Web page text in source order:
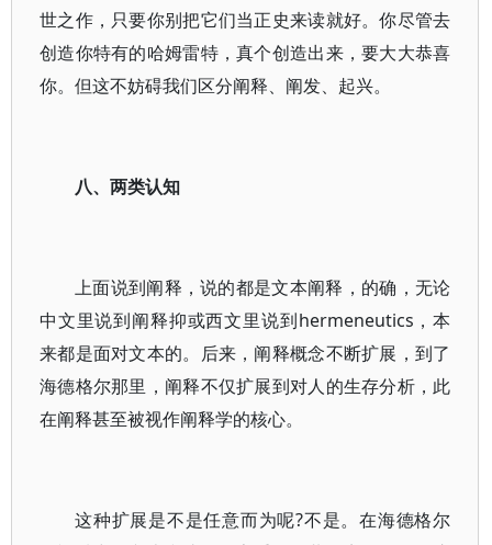
世之作，只要你别把它们当正史来读就好。你尽管去
创造你特有的哈姆雷特，真个创造出来，要大大恭喜
你。但这不妨碍我们区分阐释、阐发、起兴。
八、两类认知
上面说到阐释，说的都是文本阐释，的确，无论
中文里说到阐释抑或西文里说到hermeneutics，本
来都是面对文本的。后来，阐释概念不断扩展，到了
海德格尔那里，阐释不仅扩展到对人的生存分析，此
在阐释甚至被视作阐释学的核心。
这种扩展是不是任意而为呢?不是。在海德格尔